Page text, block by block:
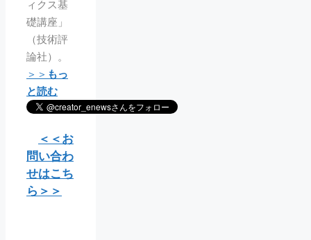
ィクス基
礎講座」
（技術評
論社）。
＞＞ もっ
と読む
＜＜お
問い合わ
せはこち
ら＞＞